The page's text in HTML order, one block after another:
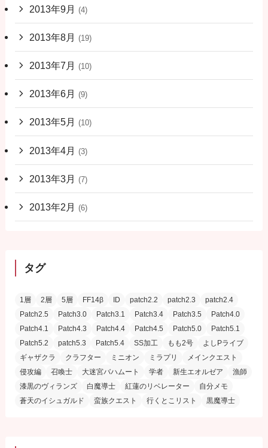
2013年9月 (4)
2013年8月 (19)
2013年7月 (10)
2013年6月 (9)
2013年5月 (10)
2013年4月 (3)
2013年3月 (7)
2013年2月 (6)
タグ
1層 2層 5層 FF14β ID patch2.2 patch2.3
patch2.4
Patch2.5
Patch3.0 Patch3.1 Patch3.4 Patch3.5
Patch4.0
Patch4.1
Patch4.3 Patch4.4 Patch4.5 Patch5.0
Patch5.1
Patch5.2
patch5.3 Patch5.4 SS加工 もも2号
よしPライブ
ギャザクラ
クラフター ミニオン ミラプリ
メインクエスト
侵攻編
召喚士 大迷宮バハムート 学者 新生エオルゼア
漁師
漆黒のヴィランズ
白魔導士 紅蓮のリベレーター
自分メモ
蒼天のイシュガルド
蛮族クエスト 行くとこリスト 黒魔導士